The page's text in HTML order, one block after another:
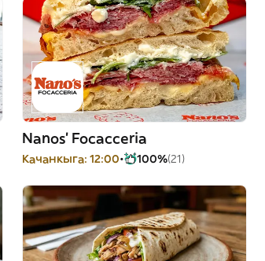
Nanos’ Focacceria
Качанкыга: 12:00 100%(21)